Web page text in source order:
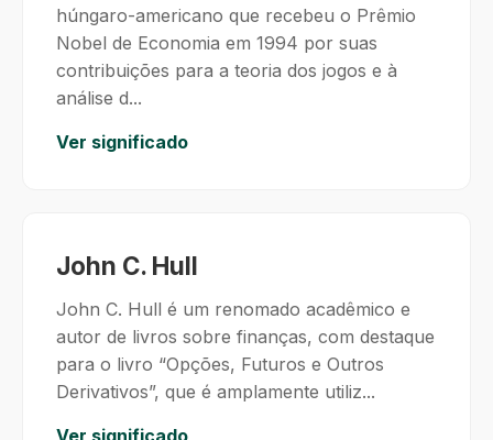
húngaro-americano que recebeu o Prêmio
Nobel de Economia em 1994 por suas
contribuições para a teoria dos jogos e à
análise d...
Ver significado
John C. Hull
John C. Hull é um renomado acadêmico e
autor de livros sobre finanças, com destaque
para o livro “Opções, Futuros e Outros
Derivativos”, que é amplamente utiliz...
Ver significado